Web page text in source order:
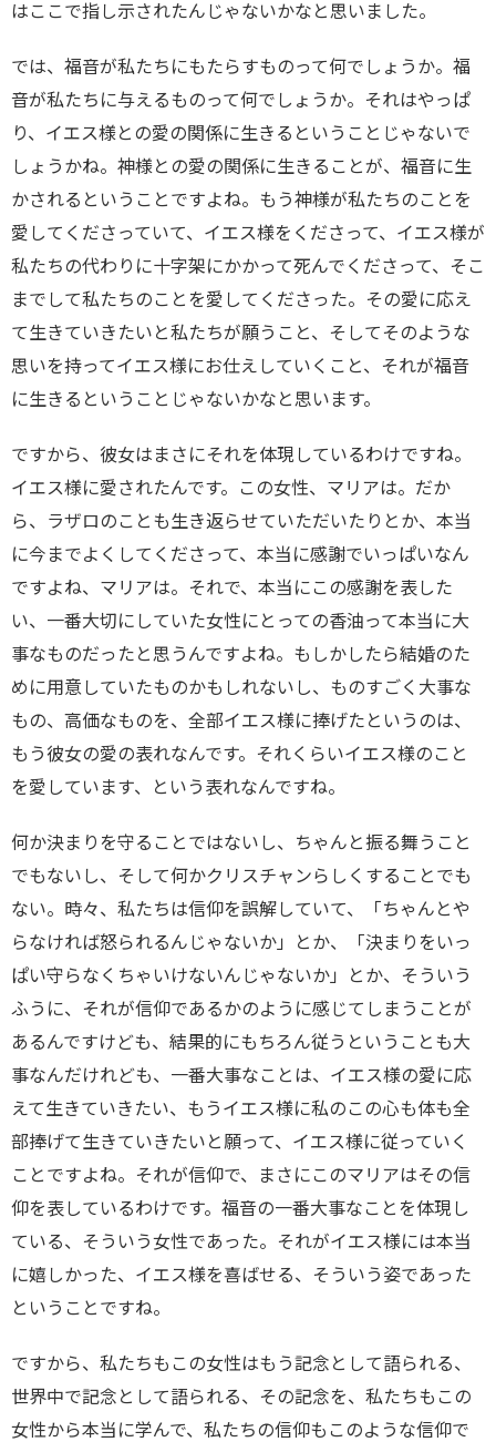
はここで指し示されたんじゃないかなと思いました。
では、福音が私たちにもたらすものって何でしょうか。福
音が私たちに与えるものって何でしょうか。それはやっぱ
り、イエス様との愛の関係に生きるということじゃないで
しょうかね。神様との愛の関係に生きることが、福音に生
かされるということですよね。もう神様が私たちのことを
愛してくださっていて、イエス様をくださって、イエス様が
私たちの代わりに十字架にかかって死んでくださって、そこ
までして私たちのことを愛してくださった。その愛に応え
て生きていきたいと私たちが願うこと、そしてそのような
思いを持ってイエス様にお仕えしていくこと、それが福音
に生きるということじゃないかなと思います。
ですから、彼女はまさにそれを体現しているわけですね。
イエス様に愛されたんです。この女性、マリアは。だか
ら、ラザロのことも生き返らせていただいたりとか、本当
に今までよくしてくださって、本当に感謝でいっぱいなん
ですよね、マリアは。それで、本当にこの感謝を表した
い、一番大切にしていた女性にとっての香油って本当に大
事なものだったと思うんですよね。もしかしたら結婚のた
めに用意していたものかもしれないし、ものすごく大事な
もの、高価なものを、全部イエス様に捧げたというのは、
もう彼女の愛の表れなんです。それくらいイエス様のこと
を愛しています、という表れなんですね。
何か決まりを守ることではないし、ちゃんと振る舞うこと
でもないし、そして何かクリスチャンらしくすることでも
ない。時々、私たちは信仰を誤解していて、「ちゃんとや
らなければ怒られるんじゃないか」とか、「決まりをいっ
ぱい守らなくちゃいけないんじゃないか」とか、そういう
ふうに、それが信仰であるかのように感じてしまうことが
あるんですけども、結果的にもちろん従うということも大
事なんだけれども、一番大事なことは、イエス様の愛に応
えて生きていきたい、もうイエス様に私のこの心も体も全
部捧げて生きていきたいと願って、イエス様に従っていく
ことですよね。それが信仰で、まさにこのマリアはその信
仰を表しているわけです。福音の一番大事なことを体現し
ている、そういう女性であった。それがイエス様には本当
に嬉しかった、イエス様を喜ばせる、そういう姿であった
ということですね。
ですから、私たちもこの女性はもう記念として語られる、
世界中で記念として語られる、その記念を、私たちもこの
女性から本当に学んで、私たちの信仰もこのような信仰で